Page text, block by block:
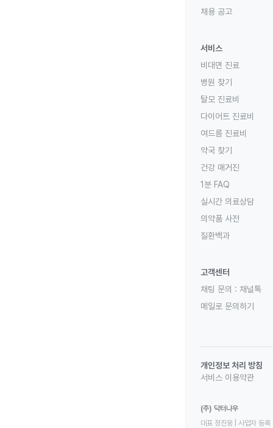
채용 공고
서비스
비대면 진료
병원 찾기
탈모 진료비
다이어트 진료비
여드름 진료비
약국 찾기
건강 매거진
1분 FAQ
실시간 의료상담
의약품 사전
질환백과
고객센터
채팅 문의 : 채널톡
메일로 문의하기
개인정보 처리 방침
서비스 이용약관
(주) 닥터나우
대표 정진웅 | 사업자